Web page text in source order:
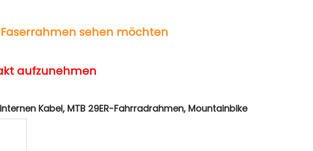
Hochwertiger Carbon-T700-Mountainbike-Rahmen, 17,5 Zoll, alle internen Kabel, MTB 29ER-Fahrradrahmen, Mountainbike